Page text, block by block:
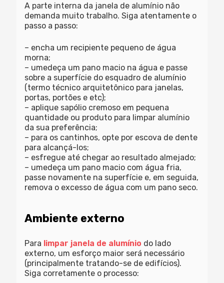
A parte interna da janela de alumínio não
demanda muito trabalho. Siga atentamente o
passo a passo:
– encha um recipiente pequeno de água
morna;
– umedeça um pano macio na água e passe
sobre a superfície do esquadro de alumínio
(termo técnico arquitetônico para janelas,
portas, portões e etc);
– aplique sapólio cremoso em pequena
quantidade ou produto para limpar alumínio
da sua preferência;
– para os cantinhos, opte por escova de dente
para alcançá-los;
– esfregue até chegar ao resultado almejado;
– umedeça um pano macio com água fria,
passe novamente na superfície e, em seguida,
remova o excesso de água com um pano seco.
Ambiente externo
Para limpar janela de alumínio do lado
externo, um esforço maior será necessário
(principalmente tratando-se de edifícios).
Siga corretamente o processo: